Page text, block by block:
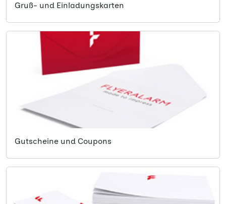
Gruß- und Einladungskarten
Gutscheine und Coupons